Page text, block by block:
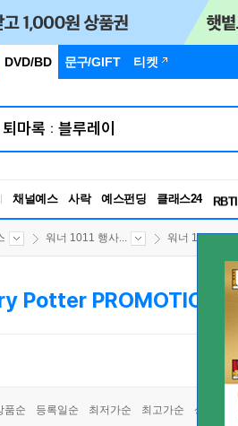
DVD/BD 문구/GIFT 티켓
채널예스 사락 예스펀딩 클래스24
독서
워너 1011 행사... 워너 11월
Potter PROMOTION
품순 등록일순 최저가순 최고가순 상품명순